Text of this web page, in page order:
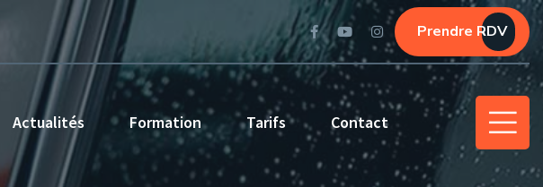
Prendre RDV
Actualités Formation Tarifs Contact